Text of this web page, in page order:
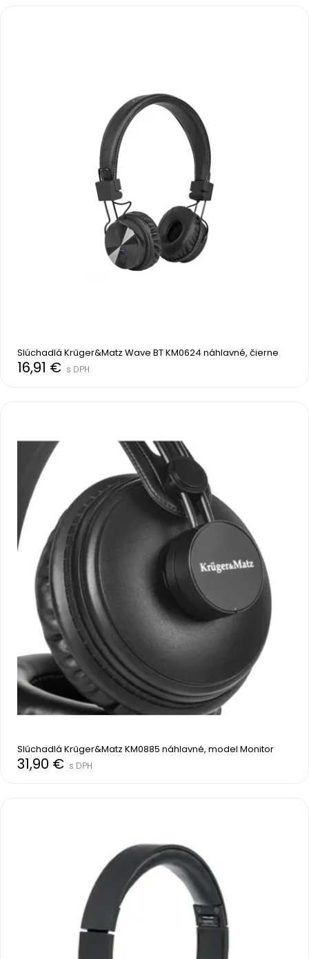
Slúchadlá Krűger&Matz Wave BT KM0624 náhlavné, čierne
16,91 € s DPH
Slúchadlá Krűger&Matz KM0885 náhlavné, model Monitor
31,90 € s DPH